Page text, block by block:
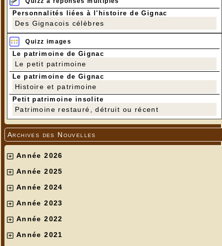
Personnalités liées à l'histoire de Gignac
Des Gignacois célèbres
Quizz images
Le patrimoine de Gignac
Le petit patrimoine
Le patrimoine de Gignac
Histoire et patrimoine
Petit patrimoine insolite
Patrimoine restauré, détruit ou récent
Archives des Nouvelles
Année 2026
Année 2025
Année 2024
Année 2023
Année 2022
Année 2021